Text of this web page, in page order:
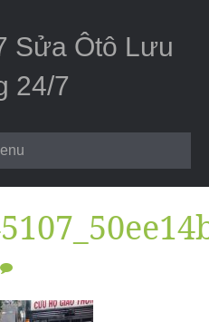
Sửa Ôtô Lưu
24/7